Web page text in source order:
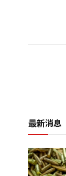
最新消息